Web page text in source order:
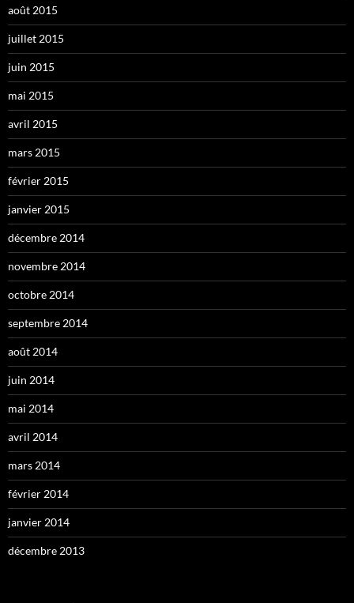
août 2015
juillet 2015
juin 2015
mai 2015
avril 2015
mars 2015
février 2015
janvier 2015
décembre 2014
novembre 2014
octobre 2014
septembre 2014
août 2014
juin 2014
mai 2014
avril 2014
mars 2014
février 2014
janvier 2014
décembre 2013